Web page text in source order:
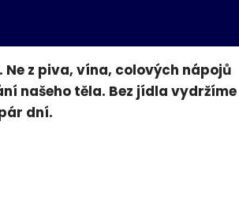
Ne z piva, vína, colových nápojů
našeho těla. Bez jídla vydržíme
dní.